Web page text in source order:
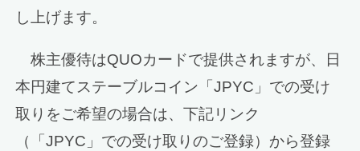
し上げます。
株主優待はQUOカードで提供されますが、日
本円建てステーブルコイン「JPYC」での受け
取りをご希望の場合は、下記リンク
（「JPYC」での受け取りのご登録）から登録